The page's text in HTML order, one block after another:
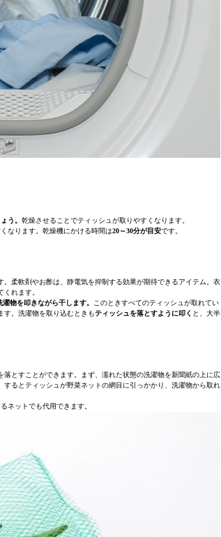
う。 乾燥させることでティッシュが取りやすくなります。
なります。乾燥機にかける時間は20～30分が目安です。
。柔軟剤やお酢は、静電気を抑制する効果が期待できるアイテム。衣
れます。
濯物を叩きながら干します。
このときすべてのティッシュが取れてい
す。洗濯物を取り込むときもティッシュを落とすように叩く と、大半
とすことができます。まず、濡れた状態の洗濯物を新聞紙の上に広
するとティッシュが野菜ネットの網目に引っかかり、洗濯物から取れ
ネットでも代用できます。